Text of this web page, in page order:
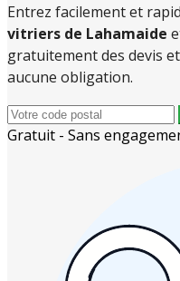
Entrez facilement et
vitriers de Lahamaide
gratuitement des devis
aucune obligation.
Gratuit - Sans